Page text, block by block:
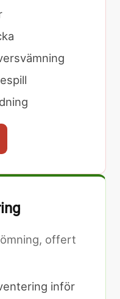
offert
inför